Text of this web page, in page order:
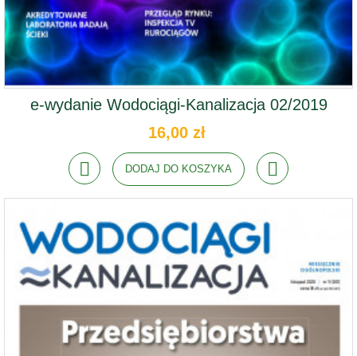
e-wydanie Wodociągi-Kanalizacja 02/2019
16,00 zł
DODAJ DO KOSZYKA